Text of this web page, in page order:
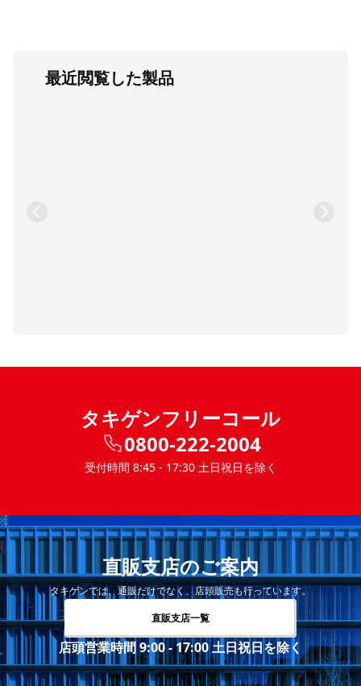
最近閲覧した製品
タキゲンフリーコール
0800-222-2004
受付時間 8:45 - 17:30 土日祝日を除く
直販支店のご案内
タキゲンでは、通販だけでなく、店頭販売も行っています。
直販支店一覧
店頭営業時間 9:00 - 17:00 土日祝日を除く